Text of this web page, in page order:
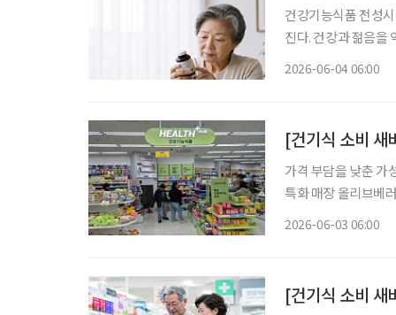
건강기능식품 전성
진다. 건강과 젊음을
2026-06-04 06:00
[건기식 소비
가격 부담을 낮춘 가
특화 매장 올리브베
2026-06-03 06:00
[건기식 소비